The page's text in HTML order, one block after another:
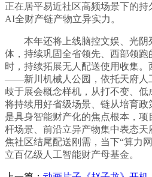
正在居平易近社区高频场景下的
AI全财产链产物立异实力。
本年还将上线脑控文娱、光阴
体，持续巩固全省领先、西部领跑
时，持续拓展无人配送使用收集。
——新川机械人公园，依托天府人
歧于展会概念样机，从打不变、
将持续用好省级场景、链从培育
是具身智能财产化的焦点根本，
杆场景、前沿立异产物集中表态
焦社区结尾配送刚需，当下“算力
立百亿级人工智能财产母基金。